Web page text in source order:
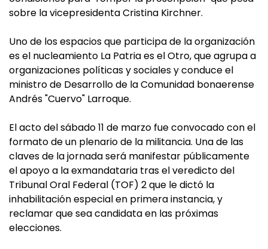
sobre la vicepresidenta Cristina Kirchner.
Uno de los espacios que participa de la organización
es el nucleamiento La Patria es el Otro, que agrupa a
organizaciones políticas y sociales y conduce el
ministro de Desarrollo de la Comunidad bonaerense
Andrés "Cuervo" Larroque.
El acto del sábado 11 de marzo fue convocado con el
formato de un plenario de la militancia. Una de las
claves de la jornada será manifestar públicamente
el apoyo a la exmandataria tras el veredicto del
Tribunal Oral Federal (TOF) 2 que le dictó la
inhabilitación especial en primera instancia, y
reclamar que sea candidata en las próximas
elecciones.